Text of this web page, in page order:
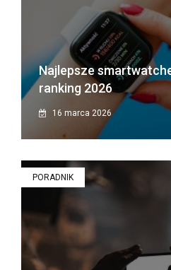
Najlepsze
ranking 2026
16 marca 2026
PORADNIK